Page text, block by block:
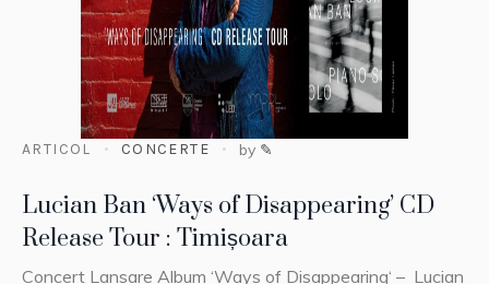
ARTICOL CONCERTE by ✎
Lucian Ban ‘Ways of Disappearing’ CD
Release Tour : Timișoara
Concert Lansare Album ‘Ways of Disappearing‘ – Lucian